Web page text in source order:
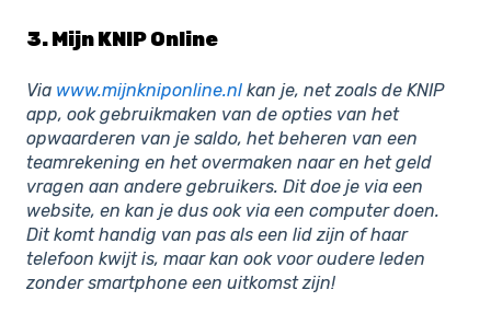
3. Mijn KNIP Online
Via www.mijnkniponline.nl kan je, net zoals de KNIP
app, ook gebruikmaken van de opties van het
opwaarderen van je saldo, het beheren van een
teamrekening en het overmaken naar en het geld
vragen aan andere gebruikers. Dit doe je via een
website, en kan je dus ook via een computer doen.
Dit komt handig van pas als een lid zijn of haar
telefoon kwijt is, maar kan ook voor oudere leden
zonder smartphone een uitkomst zijn!